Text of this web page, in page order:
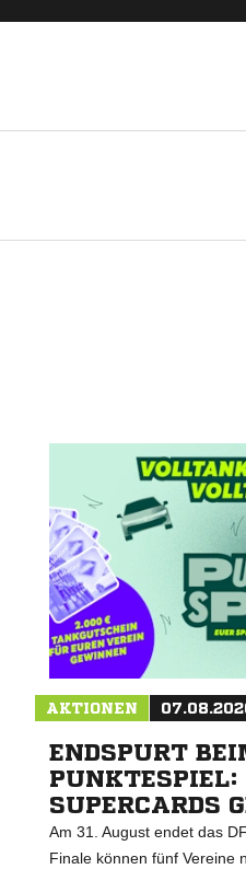
AKTIONEN
ENDSPURT
SUPERCARDS
Am 31. August endet das
Finale können fünf Vereine